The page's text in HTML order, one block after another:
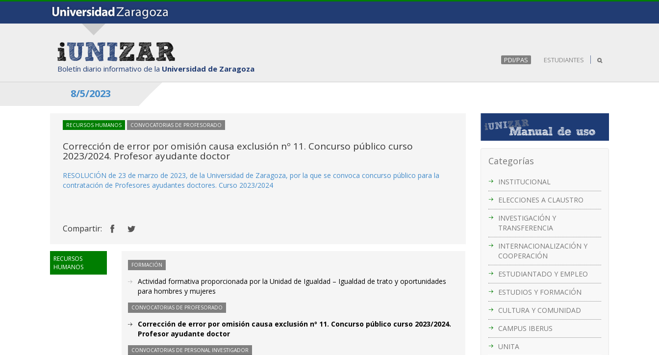
Boletín diario informativo de la Universidad de Zaragoza
PDI/PAS ESTUDIANTES
8/5/2023
Categorías
INSTITUCIONAL
ELECCIONES A CLAUSTRO
INVESTIGACIÓN Y
TRANSFERENCIA
INTERNACIONALIZACIÓN Y
COOPERACIÓN
ESTUDIANTADO Y EMPLEO
ESTUDIOS Y FORMACIÓN
CULTURA Y COMUNIDAD
CAMPUS IBERUS
UNITA
RECURSOS HUMANOS CONVOCATORIAS DE PROFESORADO
Corrección de error por omisión causa exclusión nº 11. Concurso público curso
2023/2024. Profesor ayudante doctor
RESOLUCIÓN de 23 de marzo de 2023, de la Universidad de Zaragoza, por la que se convoca concurso público para la
contratación de Profesores ayudantes doctores. Curso 2023/2024
Compartir:
RECURSOS
HUMANOS
FORMACIÓN
Actividad formativa proporcionada por la Unidad de Igualdad – Igualdad de trato y oportunidades
para hombres y mujeres
CONVOCATORIAS DE PROFESORADO
Corrección de error por omisión causa exclusión nº 11. Concurso público curso 2023/2024.
Profesor ayudante doctor
CONVOCATORIAS DE PERSONAL INVESTIGADOR